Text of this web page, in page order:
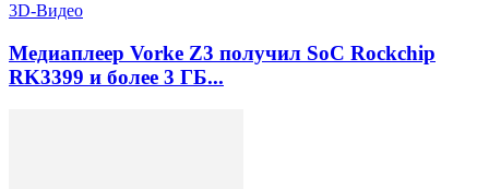
3D-Видео
Медиаплеер Vorke Z3 получил SoC Rockchip
RK3399 и более 3 ГБ...